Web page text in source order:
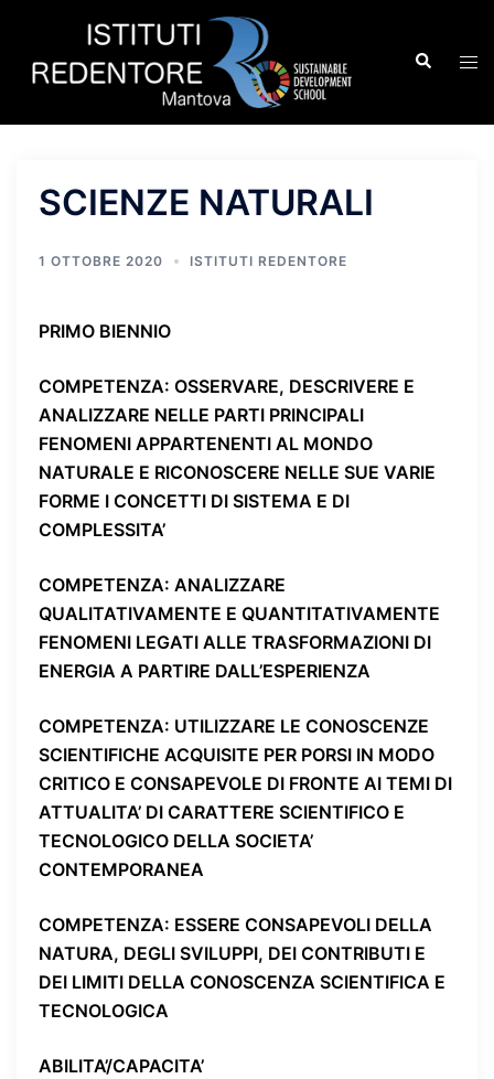
contenuto
Cerca
SCIENZE NATURALI
1 OTTOBRE 2020 ISTITUTI REDENTORE
PRIMO BIENNIO
COMPETENZA: OSSERVARE, DESCRIVERE E
ANALIZZARE NELLE PARTI PRINCIPALI
FENOMENI APPARTENENTI AL MONDO
NATURALE E RICONOSCERE NELLE SUE VARIE
FORME I CONCETTI DI SISTEMA E DI
COMPLESSITA’
COMPETENZA: ANALIZZARE
QUALITATIVAMENTE E QUANTITATIVAMENTE
FENOMENI LEGATI ALLE TRASFORMAZIONI DI
ENERGIA A PARTIRE DALL’ESPERIENZA
COMPETENZA: UTILIZZARE LE CONOSCENZE
SCIENTIFICHE ACQUISITE PER PORSI IN MODO
CRITICO E CONSAPEVOLE DI FRONTE AI TEMI DI
ATTUALITA’ DI CARATTERE SCIENTIFICO E
TECNOLOGICO DELLA SOCIETA’
CONTEMPORANEA
COMPETENZA: ESSERE CONSAPEVOLI DELLA
NATURA, DEGLI SVILUPPI, DEI CONTRIBUTI E
DEI LIMITI DELLA CONOSCENZA SCIENTIFICA E
TECNOLOGICA
ABILITA’/CAPACITA’